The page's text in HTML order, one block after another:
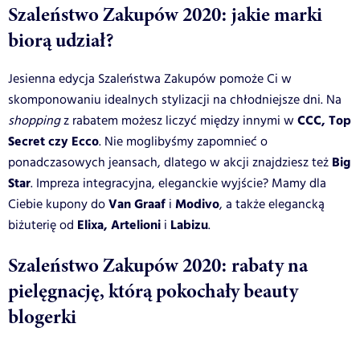
Szaleństwo Zakupów 2020: jakie marki
biorą udział?
Jesienna edycja Szaleństwa Zakupów pomoże Ci w
skomponowaniu idealnych stylizacji na chłodniejsze dni. Na
shoppingz rabatem możesz liczyć między innymi w CCC, Top
Secret czy Ecco. Nie moglibyśmy zapomnieć o
ponadczasowych jeansach, dlatego w akcji znajdziesz też Big
Star. Impreza integracyjna, eleganckie wyjście? Mamy dla
Ciebie kupony doVan Graaf i Modivo, a także elegancką
biżuterię od Elixa, Artelioni i Labizu.
Szaleństwo Zakupów 2020: rabaty na
pielęgnację, którą pokochały beauty
blogerki